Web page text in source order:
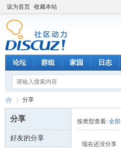
设为首页 收藏本站
论坛 群组 家园 日志
数 ›
分享
分享
好友的分享
按类型查看: 全部
现在还没分享